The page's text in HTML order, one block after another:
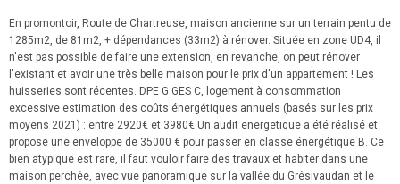
En promontoir, Route de Chartreuse, maison ancienne sur un terrain pentu de
1285m2, de 81m2, + dépendances (33m2) à rénover. Située en zone UD4, il
n'est pas possible de faire une extension, en revanche, on peut rénover
l'existant et avoir une très belle maison pour le prix d'un appartement ! Les
huisseries sont récentes. DPE G GES C, logement à consommation
excessive estimation des coûts énergétiques annuels (basés sur les prix
moyens 2021) : entre 2920€ et 3980€.Un audit energetique a été réalisé et
propose une enveloppe de 35000 € pour passer en classe énergétique B. Ce
bien atypique est rare, il faut vouloir faire des travaux et habiter dans une
maison perchée, avec vue panoramique sur la vallée du Grésivaudan et le